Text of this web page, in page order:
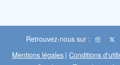
Retrouvez-nous sur :
Mentions légales| Conditions